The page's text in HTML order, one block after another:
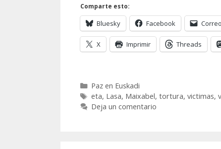
Comparte esto:
Bluesky Facebook
X Imprimir Threads
Categorías
Paz en Euskadi
Etiquetas
eta, Lasa, Maixabel, tortura, victimas,
Deja un comentario